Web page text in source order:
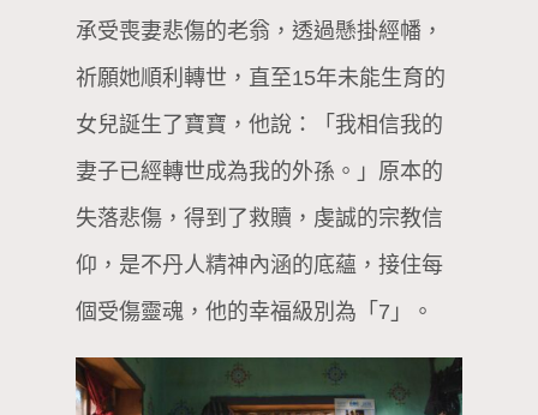
承受喪妻悲傷的老翁，透過懸掛經幡，
祈願她順利轉世，直至15年未能生育的
女兒誕生了寶寶，他說：「我相信我的
妻子已經轉世成為我的外孫。」原本的
失落悲傷，得到了救贖，虔誠的宗教信
仰，是不丹人精神內涵的底蘊，接住每
個受傷靈魂，他的幸福級別為「7」。